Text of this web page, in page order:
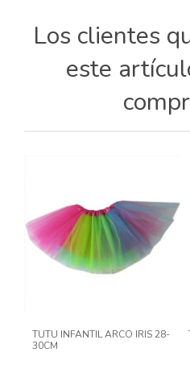
Los clientes
este
TUTU INFANTIL ARCO IRIS 28-
30CM